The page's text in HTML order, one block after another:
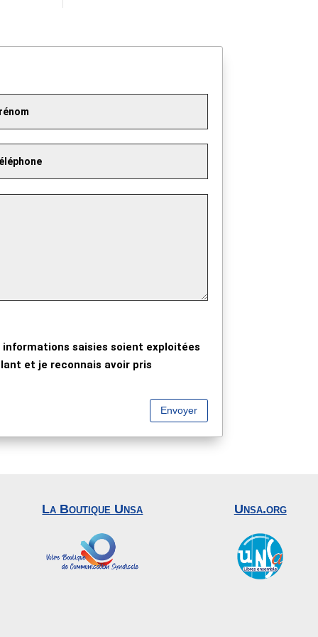
saisies soient exploitées
et je reconnais avoir pris
Envoyer
La Boutique Unsa Unsa.org